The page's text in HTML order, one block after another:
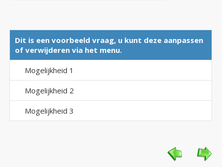
Dit is een voorbeeld vraag, u kunt deze aanpassen
of verwijderen via het menu.
Mogelijkheid 1
Mogelijkheid 2
Mogelijkheid 3